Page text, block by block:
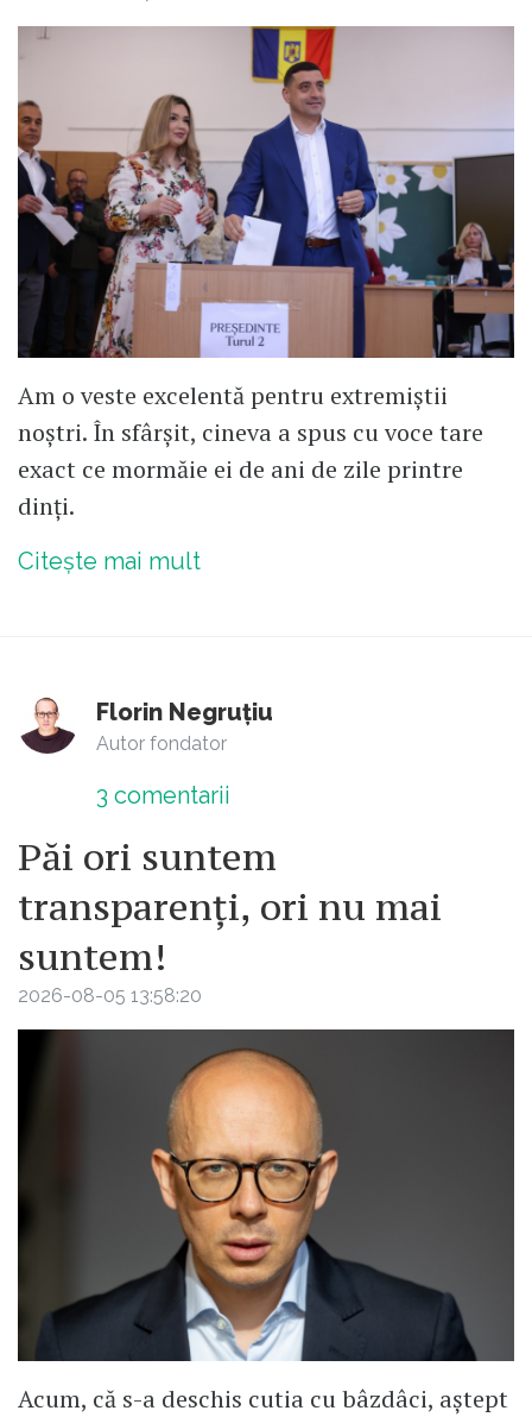
Am o veste excelentă pentru extremiștii
noștri. În sfârșit, cineva a spus cu voce tare
exact ce mormăie ei de ani de zile printre
dinți.
Citește mai mult
Florin Negruțiu
Autor fondator
3 comentarii
Păi ori suntem
transparenți, ori nu mai
suntem!
2026-08-05 13:58:20
Acum, că s-a deschis cutia cu bâzdâci, aștept